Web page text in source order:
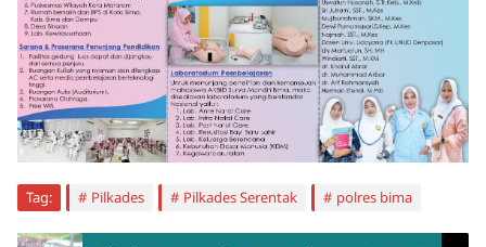
Tag: Pilkades Pilkades Serentak polres bima